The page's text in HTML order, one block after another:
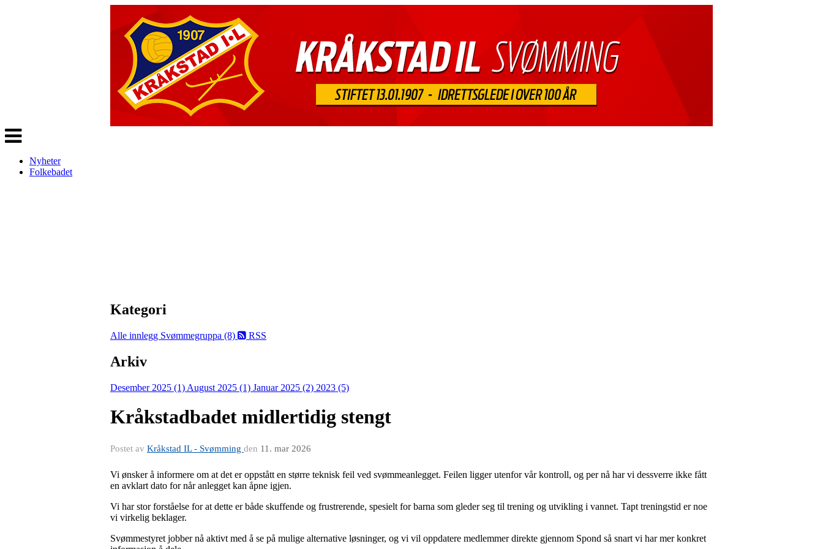
Veksle
navigasjon
Nyheter
Folkebadet
Kategori
Alle innlegg Svømmegruppa (8) RSS
Arkiv
Desember 2025 (1) August 2025 (1) Januar 2025 (2) 2023 (5)
Kråkstadbadet midlertidig stengt
Postet av Kråkstad IL - Svømming den 11. mar 2026
Vi ønsker å informere om at det er oppstått en større teknisk feil ved svømmeanlegget. Feilen ligger utenfor vår kontroll, og per nå har vi dessverre ikke fått
en avklart dato for når anlegget kan åpne igjen.
Vi har stor forståelse for at dette er både skuffende og frustrerende, spesielt for barna som gleder seg til trening og utvikling i vannet. Tapt treningstid er noe
vi virkelig beklager.
Svømmestyret jobber nå aktivt med å se på mulige alternative løsninger, og vi vil oppdatere medlemmer direkte gjennom Spond så snart vi har mer konkret